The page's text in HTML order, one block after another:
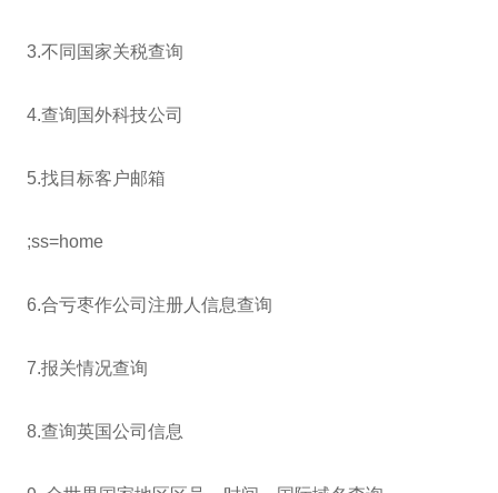
3.不同国家关税查询
4.查询国外科技公司
5.找目标客户邮箱
;ss=home
6.合亏枣作公司注册人信息查询
7.报关情况查询
8.查询英国公司信息